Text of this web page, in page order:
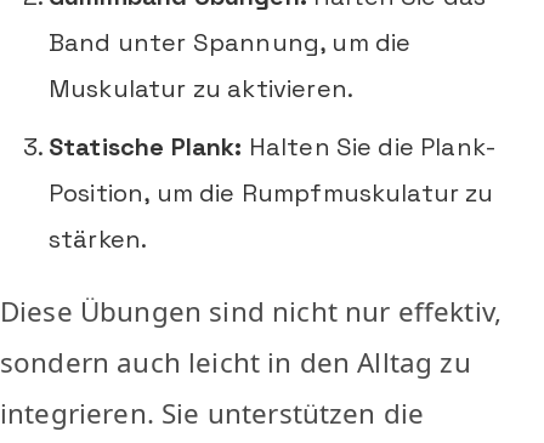
Band unter Spannung, um die
Muskulatur zu aktivieren.
Statische Plank: Halten Sie die Plank-
Position, um die Rumpfmuskulatur zu
stärken.
Diese Übungen sind nicht nur effektiv,
sondern auch leicht in den Alltag zu
integrieren. Sie unterstützen die